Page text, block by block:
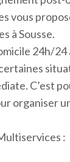
vous
à Sousse.
24h/24
C’est
organiser
: